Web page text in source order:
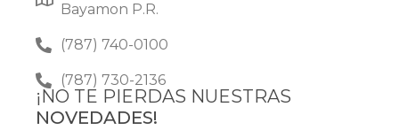
Bayamon P.R.
(787) 740-0100
(787) 730-2136
¡NO TE PIERDAS NUESTRAS
NOVEDADES!